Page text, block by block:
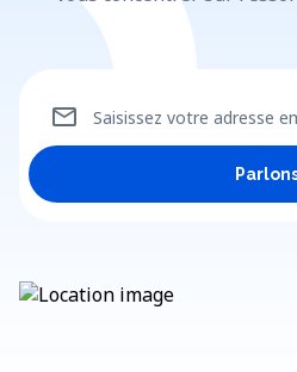
Saisissez votre adresse
mail